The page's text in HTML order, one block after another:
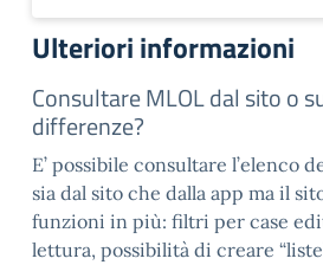
Ulteriori informazioni
Consultare MLOL dal sito o
differenze?
E’ possibile consultare l’elenco
sia dal sito che dalla app ma il
funzioni in più: filtri per case
lettura, possibilità di creare